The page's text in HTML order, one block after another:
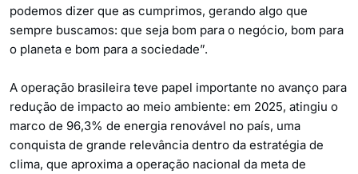
podemos dizer que as cumprimos, gerando algo que
sempre buscamos: que seja bom para o negócio, bom para
o planeta e bom para a sociedade”.
A operação brasileira teve papel importante no avanço para
redução de impacto ao meio ambiente: em 2025, atingiu o
marco de 96,3% de energia renovável no país, uma
conquista de grande relevância dentro da estratégia de
clima, que aproxima a operação nacional da meta de